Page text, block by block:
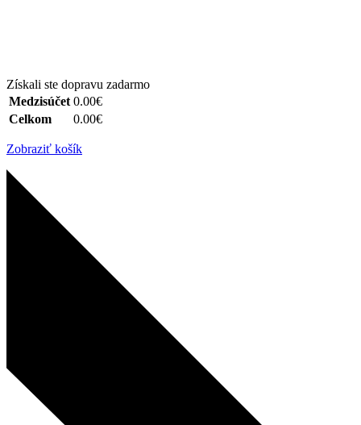
Získali ste dopravu zadarmo
Medzisúčet 0.00€
Celkom
0.00€
Zobraziť košík